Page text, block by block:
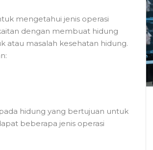
mengetahui jenis operasi
dengan membuat hidung
masalah kesehatan hidung.
hidung yang bertujuan untuk
beberapa jenis operasi